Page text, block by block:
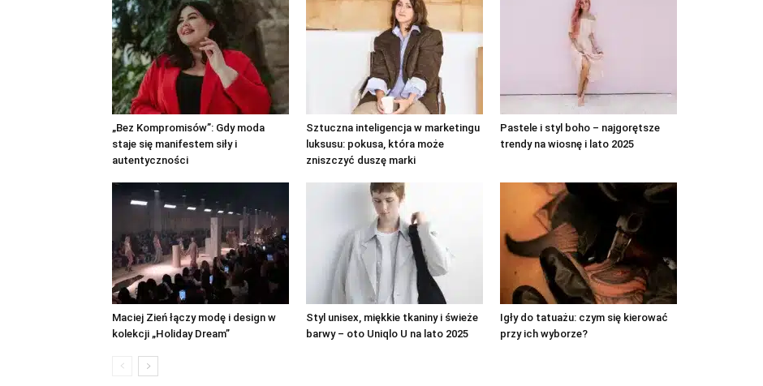
„Bez Kompromisów”: Gdy moda
staje się manifestem siły i
autentyczności
Sztuczna inteligencja w marketingu
luksusu: pokusa, która może
zniszczyć duszę marki
Pastele i styl boho – najgorętsze
trendy na wiosnę i lato 2025
Maciej Zień łączy modę i design w
kolekcji „Holiday Dream”
Styl unisex, miękkie tkaniny i świeże
barwy – oto Uniqlo U na lato 2025
Igły do tatuażu: czym się kierować
przy ich wyborze?